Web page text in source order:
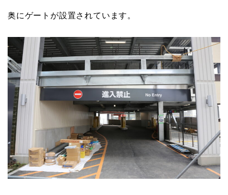
奥にゲートが設置されています。